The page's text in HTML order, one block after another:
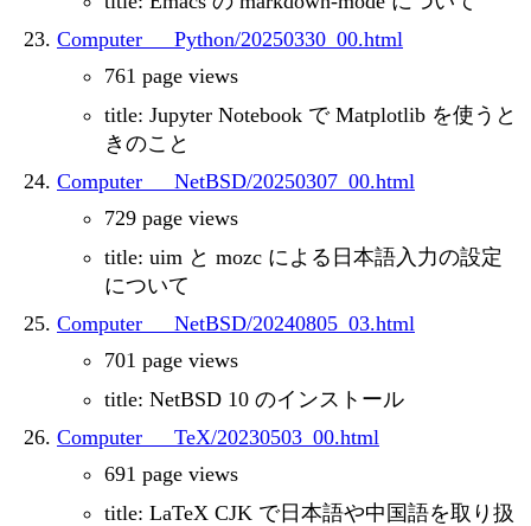
Computer___Python/20250330_00.html
761 page views
title: Jupyter Notebook で Matplotlib を使うと
きのこと
Computer___NetBSD/20250307_00.html
729 page views
title: uim と mozc による日本語入力の設定
について
Computer___NetBSD/20240805_03.html
701 page views
title: NetBSD 10 のインストール
Computer___TeX/20230503_00.html
691 page views
title: LaTeX CJK で日本語や中国語を取り扱